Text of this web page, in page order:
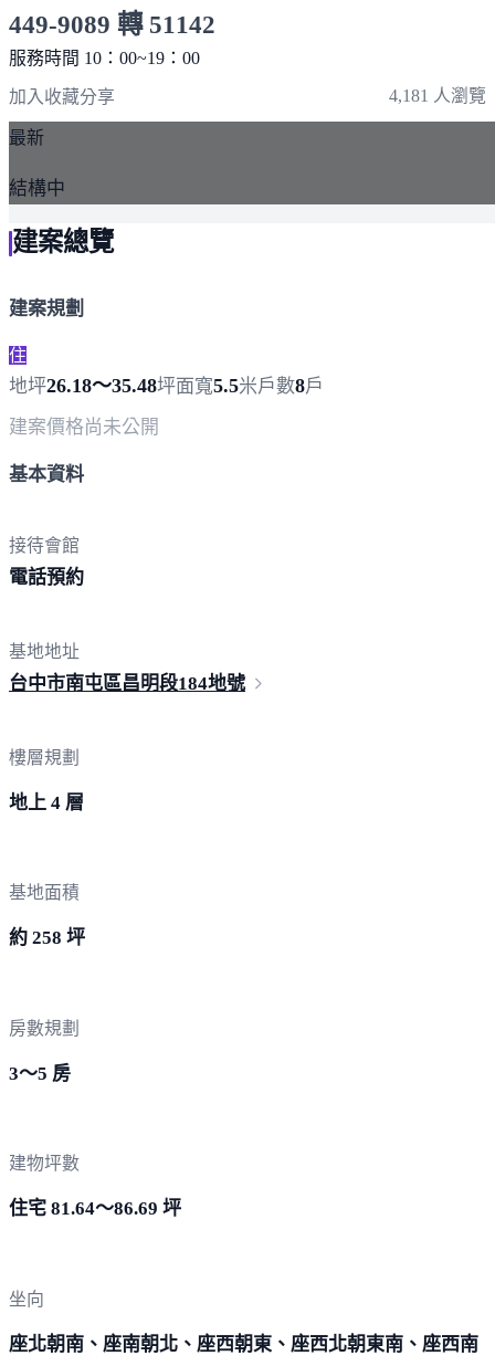
449-9089 轉 51142
服務時間 10：00~19：00
加入收藏分享 4,181 人瀏覽
最新
結構中
建案總覽
建案規劃
住
地坪26.18～35.48坪面寬5.5米戶數8戶
建案價格尚未公開
基本資料
接待會館
電話預約
基地地址
台中市南屯區昌明段184地號
樓層規劃
地上 4 層
基地面積
約 258 坪
房數規劃
3～5 房
建物坪數
住宅 81.64～86.69 坪
坐向
座北朝南、座南朝北、座西朝東、座西北朝東南、座西南